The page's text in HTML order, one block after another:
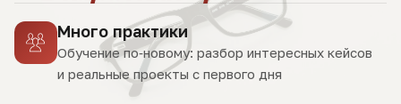
Много практики
Обучение по‑новому: разбор интересных кейсов
и реальные проекты с первого дня